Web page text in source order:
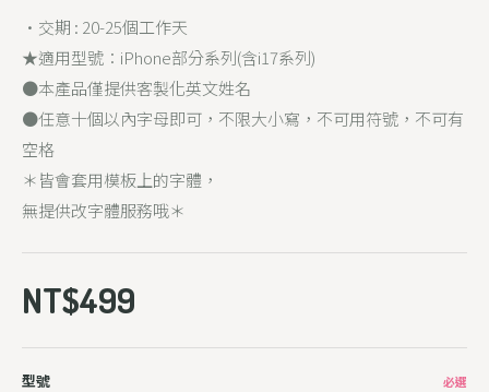
•交期 : 20-25個工作天
★適用型號：iPhone部分系列(含i17系列)
●本產品僅提供客製化英文姓名
●任意十個以內字母即可，不限大小寫，不可用符號，不可有
空格
＊皆會套用模板上的字體，
無提供改字體服務哦＊
NT$499
型號 必選